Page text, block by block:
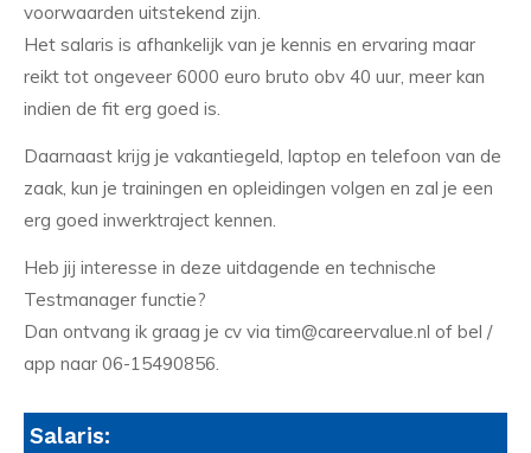
voorwaarden uitstekend zijn.
Het salaris is afhankelijk van je kennis en ervaring maar
reikt tot ongeveer 6000 euro bruto obv 40 uur, meer kan
indien de fit erg goed is.
Daarnaast krijg je vakantiegeld, laptop en telefoon van de
zaak, kun je trainingen en opleidingen volgen en zal je een
erg goed inwerktraject kennen.
Heb jij interesse in deze uitdagende en technische
Testmanager functie?
Dan ontvang ik graag je cv via tim@careervalue.nl of bel /
app naar 06-15490856.
Salaris: